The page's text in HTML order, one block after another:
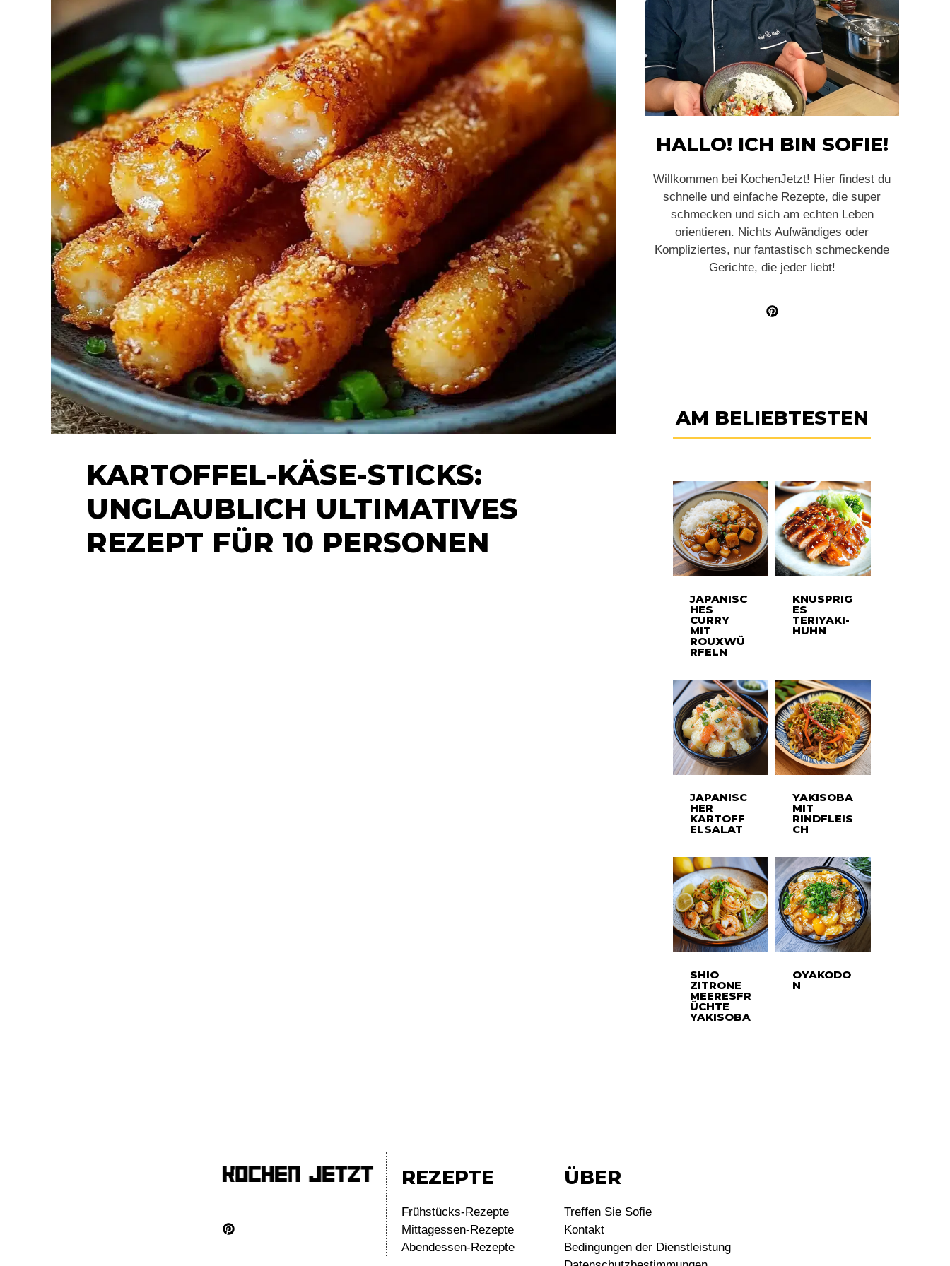
KARTOFFEL-KÄSE-STICKS:
UNGLAUBLICH ULTIMATIVES
REZEPT FÜR 10 PERSONEN
HALLO! ICH BIN SOFIE!
Willkommen bei KochenJetzt! Hier findest du
schnelle und einfache Rezepte, die super
schmecken und sich am echten Leben
orientieren. Nichts Aufwändiges oder
Kompliziertes, nur fantastisch schmeckende
Gerichte, die jeder liebt!
AM BELIEBTESTEN
JAPANISC
HES
CURRY
MIT
ROUXWÜ
RFELN
KNUSPRIG
ES
TERIYAKI-
HUHN
JAPANISC
HER
KARTOFF
ELSALAT
YAKISOBA
MIT
RINDFLEIS
CH
SHIO
ZITRONE
MEERESFR
ÜCHTE
YAKISOBA
OYAKODO
N
REZEPTE
Frühstücks-Rezepte
Mittagessen-Rezepte
Abendessen-Rezepte
ÜBER
Treffen Sie Sofie
Kontakt
Bedingungen der Dienstleistung